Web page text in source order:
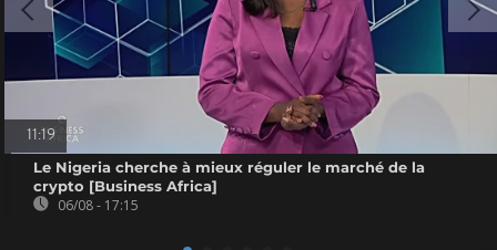
11:19
Le Nigeria cherche à mieux réguler le marché de la
crypto [Business Africa]
06/08 - 17:15